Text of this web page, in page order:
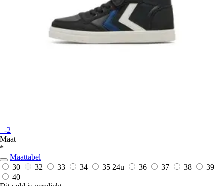
+-2
Maat
*
Maattabel
30
32 33 34 35 24u 36 37 38
39
40